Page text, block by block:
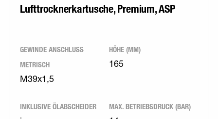
Lufttrocknerkartusche, Premium, ASP
GEWINDE ANSCHLUSS
METRISCH
M39x1,5
HÖHE (MM)
165
INKLUSIVE ÖLABSCHEIDER MAX. BETRIEBSDRUCK (BAR)